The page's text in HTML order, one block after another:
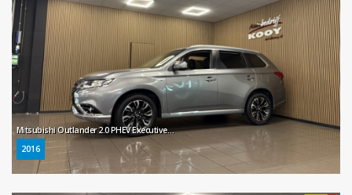
Mitsubishi Outlander 2.0 PHEV Executive Edition * Stoelverwarming / LM Velgen / Parkeersensoren / NL Auto *
2016